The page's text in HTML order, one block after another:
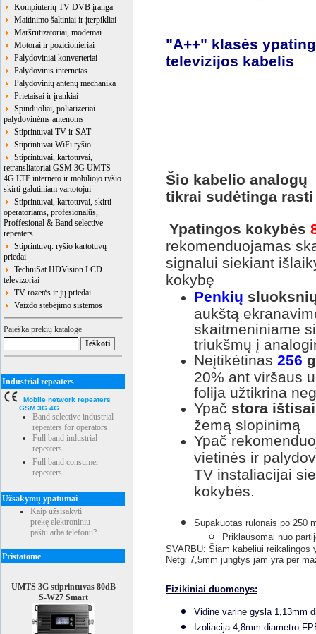
Kompiuterių TV DVB įranga
Maitinimo šaltiniai ir įterpikliai
Maršrutizatoriai, modemai
Motorai ir pozicionieriai
Palydoviniai konverteriai
Palydovinis internetas
Palydovinių antenų mechanika
Prietaisai ir įrankiai
Spinduoliai, poliarizeriai
palydovinėms antenoms
Stiprintuvai TV ir SAT
Stiprintuvai WiFi ryšio
Stiprintuvai, kartotuvai,
retransliatoriai GSM 3G UMTS
4G LTE interneto ir mobiliojo ryšio
skirti galutiniam vartotojui
Stiprintuvai, kartotuvai, skirti
operatoriams, profesionalūs,
Proffesional & Band selective
repeaters
Stiprintuvų. ryšio kartotuvų
priedai
TechniSat HDVision LCD
televizoriai
TV rozetės ir jų priedai
Vaizdo stebėjimo sistemos
Paieška prekių kataloge
Industrial repeaters
Mobile network repeaters
GSM 3G 4G
Band selective industrial
repeaters for operators
Full band industrial
repeaters
Full band consumer
repeaters
Užsakymų ypatumai
Kaip užsisakyti
prekę elektroniniu
paštu arba telefonu?
Pristatome
UMTS 3G stiprintuvas 80dB
S-W27 Smart
"A++" klasės
televizijos kabelis
Šio kabelio analogų
tikrai sudėtinga rasti
Ypatingos kokybės
rekomenduojamas
signalui siekiant
kokybę
Penkių
aukštą
skaitmeniniame
triukšmų į
Neįtikėtinas 256
20% ant viršaus
folija užtikrina
Ypač stora
žemą slopinimą
Ypač
vietinės ir
TV instaliacijai
kokybės.
Supakuotas rulonais po 250
Priklausomai nuo
SVARBU: Šiam kabeliui reikalingos
Netgi 7,5mm jungtys jam yra per
Fizikiniai duomenys:
Vidinė varinė gysla 1,13mm
Izoliacija 4,8mm diametro